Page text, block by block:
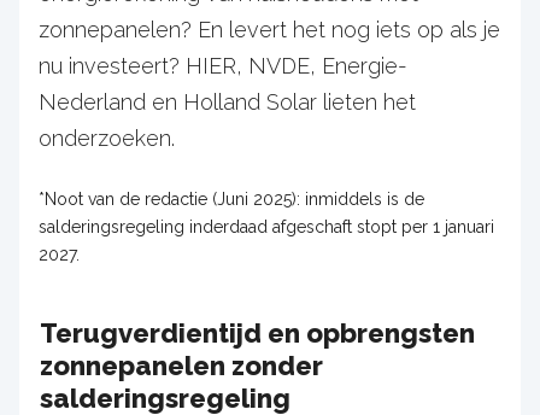
zonnepanelen? En levert het nog iets op als je
nu investeert? HIER, NVDE, Energie-
Nederland en Holland Solar lieten het
onderzoeken.
*Noot van de redactie (Juni 2025): inmiddels is de
salderingsregeling inderdaad afgeschaft stopt per 1 januari
2027.
Terugverdientijd en opbrengsten
zonnepanelen zonder
salderingsregeling